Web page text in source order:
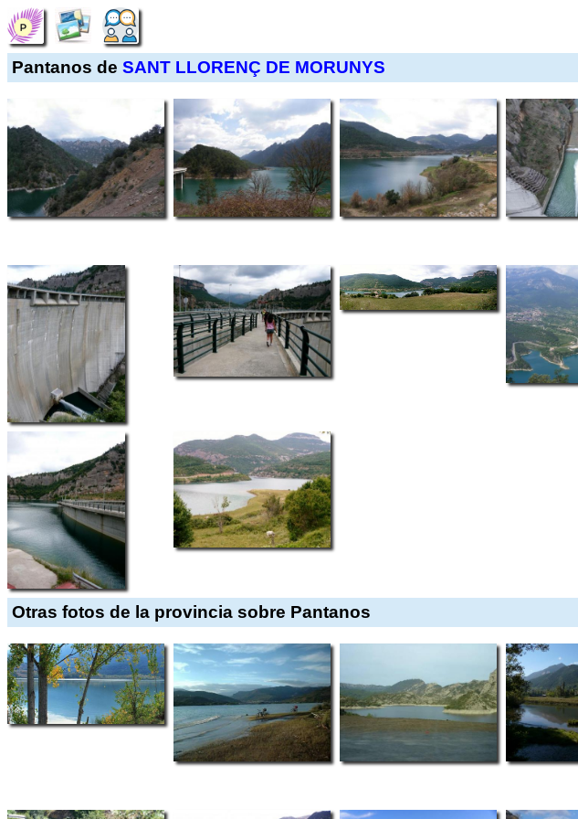
Pantanos de SANT LLORENÇ DE MORUNYS
Otras fotos de la provincia sobre Pantanos